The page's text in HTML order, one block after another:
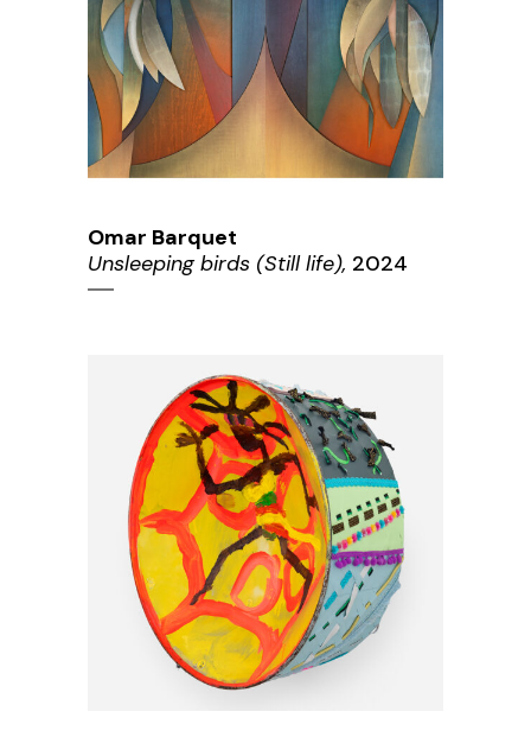
Omar Barquet
Unsleeping birds (Still life), 2024